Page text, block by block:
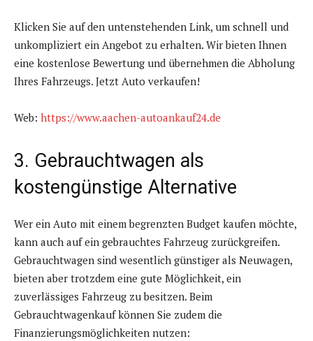
Klicken Sie auf den untenstehenden Link, um schnell und
unkompliziert ein Angebot zu erhalten. Wir bieten Ihnen
eine kostenlose Bewertung und übernehmen die Abholung
Ihres Fahrzeugs. Jetzt Auto verkaufen!
Web: https://www.aachen-autoankauf24.de
3. Gebrauchtwagen als
kostengünstige Alternative
Wer ein Auto mit einem begrenzten Budget kaufen möchte,
kann auch auf ein gebrauchtes Fahrzeug zurückgreifen.
Gebrauchtwagen sind wesentlich günstiger als Neuwagen,
bieten aber trotzdem eine gute Möglichkeit, ein
zuverlässiges Fahrzeug zu besitzen. Beim
Gebrauchtwagenkauf können Sie zudem die
Finanzierungsmöglichkeiten nutzen: